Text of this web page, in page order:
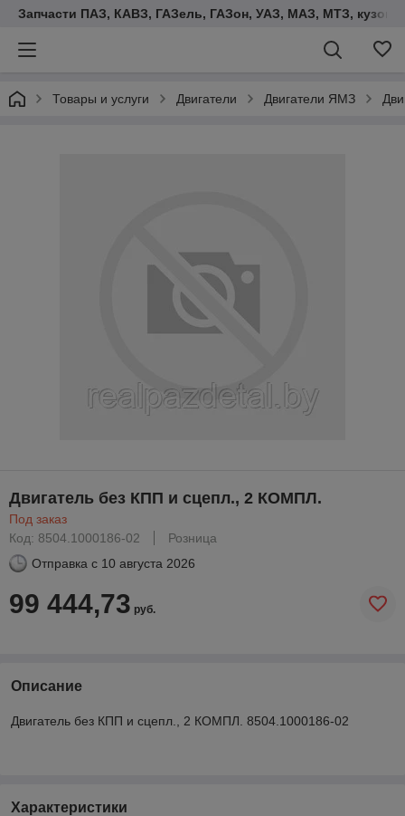
Запчасти ПАЗ, КАВЗ, ГАЗель, ГАЗон, УАЗ, МАЗ, МТЗ,
Товары и услуги Двигатели Двигатели ЯМЗ
Двигатель без КПП и сцепл., 2 КОМПЛ.
Под заказ
Код: 8504.1000186-02
Розница
Отправка с 10 августа 2026
99 444,73 руб.
Описание
Двигатель без КПП и сцепл., 2 КОМПЛ. 8504.1000186-02
Характеристики